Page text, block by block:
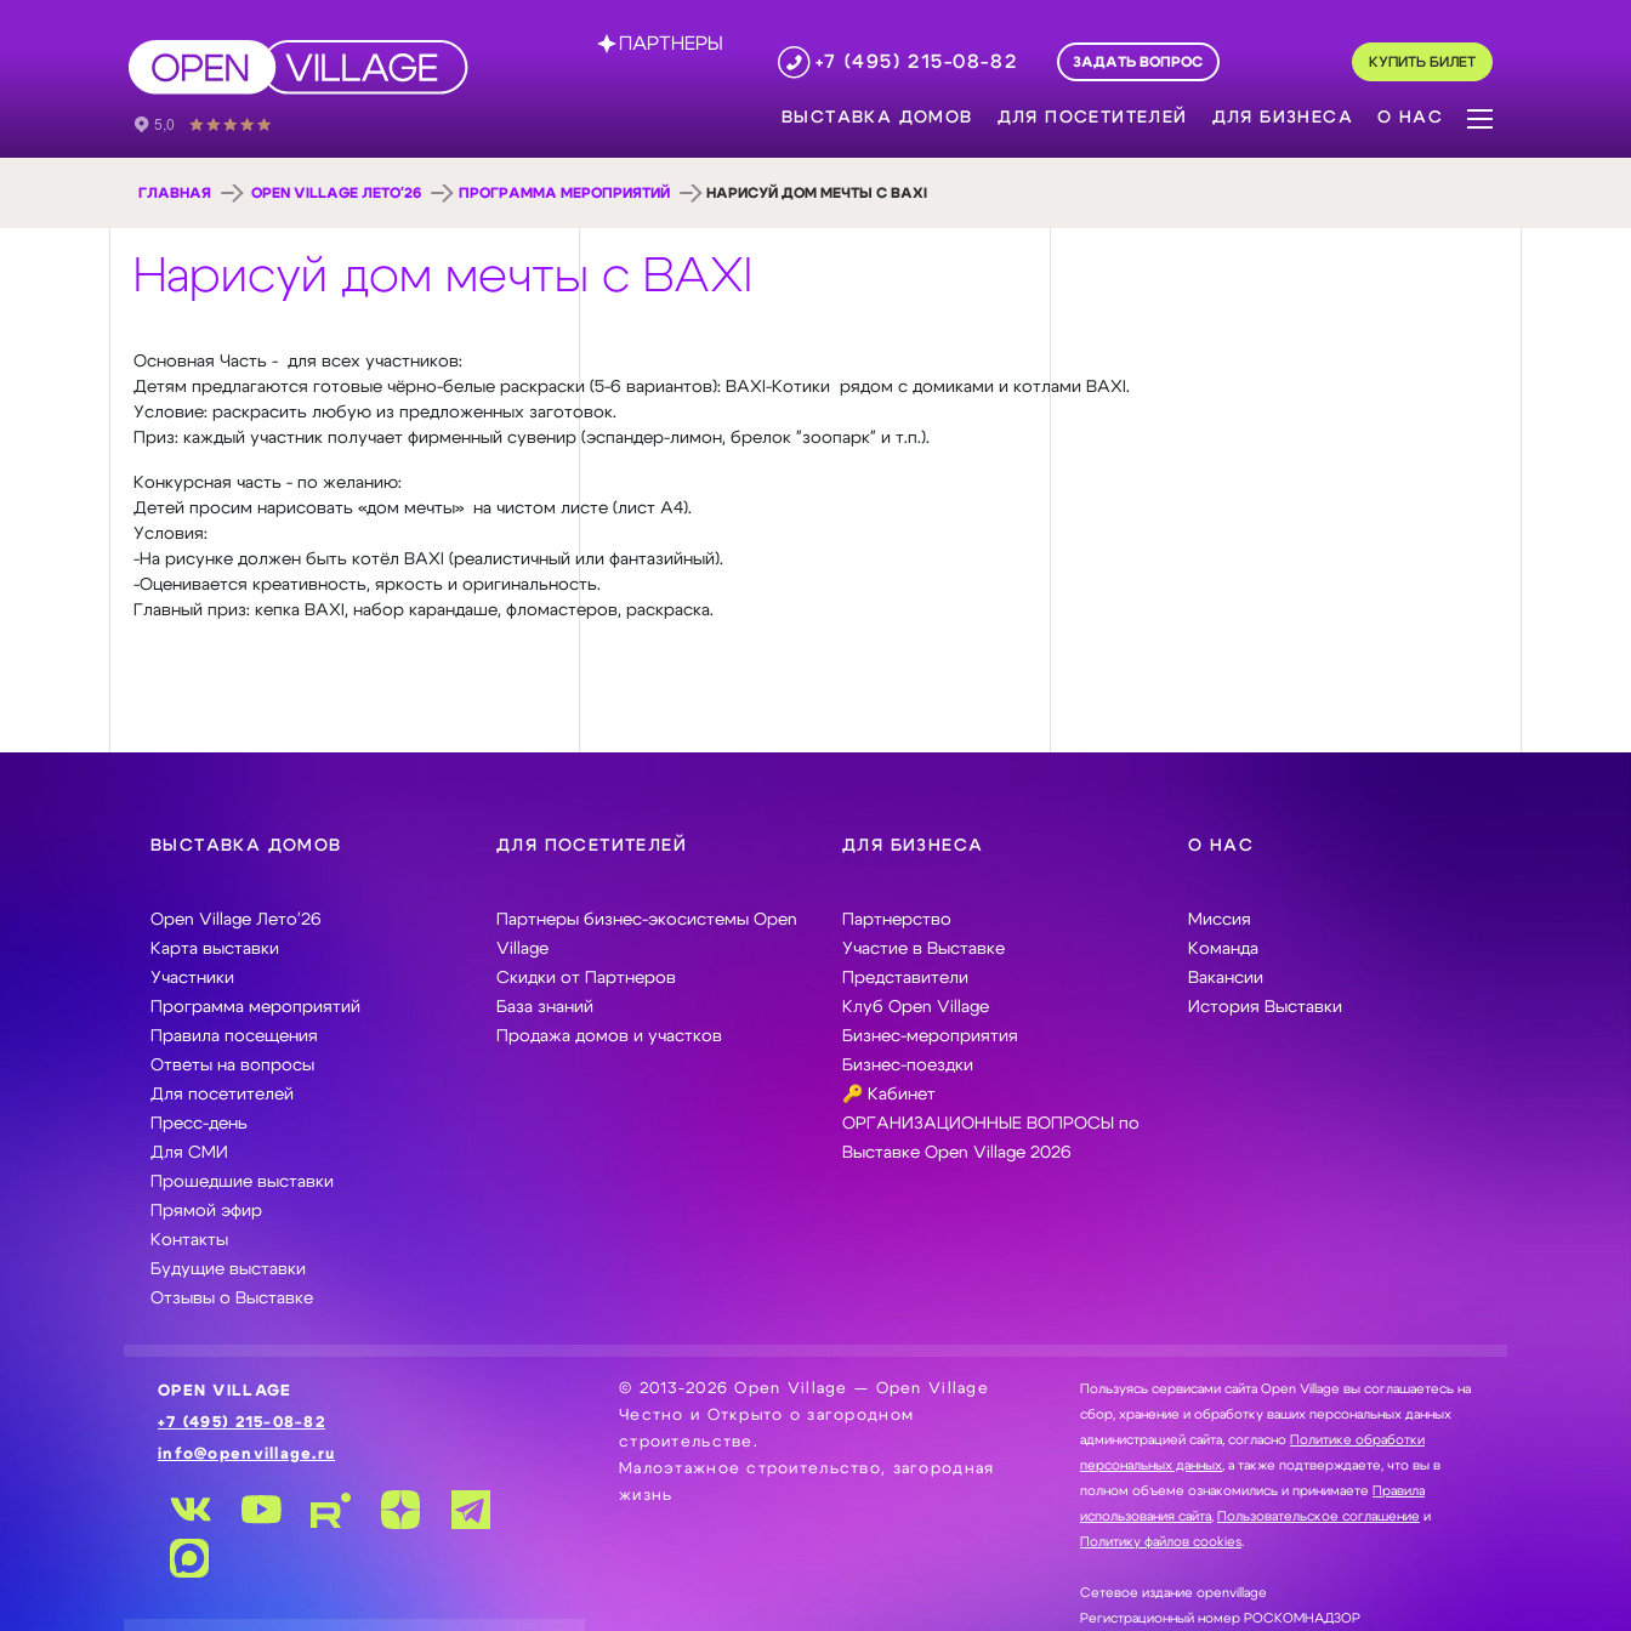
ПАРТНЕРЫ
+7 (495) 215-08-82
ЗАДАТЬ ВОПРОС КУПИТЬ БИЛЕТ
ВЫСТАВКА ДОМОВ ДЛЯ ПОСЕТИТЕЛЕЙ ДЛЯ БИЗНЕСА О НАС
ГЛАВНАЯ OPEN VILLAGE ЛЕТО'26 ПРОГРАММА МЕРОПРИЯТИЙ НАРИСУЙ ДОМ МЕЧТЫ С BAXI
Нарисуй дом мечты с BAXI
Основная Часть - для всех участников:
Детям предлагаются готовые чёрно-белые раскраски (5-6 вариантов): BAXI-Котики рядом с домиками и котлами BAXI.
Условие: раскрасить любую из предложенных заготовок.
Приз: каждый участник получает фирменный сувенир (эспандер-лимон, брелок "зоопарк" и т.п.).
Конкурсная часть - по желанию:
Детей просим нарисовать «дом мечты» на чистом листе (лист А4).
Условия:
-На рисунке должен быть котёл BAXI (реалистичный или фантазийный).
-Оценивается креативность, яркость и оригинальность.
Главный приз: кепка BAXI, набор карандаше, фломастеров, раскраска.
ВЫСТАВКА ДОМОВ
Open Village Лето'26
Карта выставки
Участники
Программа мероприятий
Правила посещения
Ответы на вопросы
Для посетителей
Пресс-день
Для СМИ
Прошедшие выставки
Прямой эфир
Контакты
Будущие выставки
Отзывы о Выставке
ДЛЯ ПОСЕТИТЕЛЕЙ
Партнеры бизнес-экосистемы Open
Village
Скидки от Партнеров
База знаний
Продажа домов и участков
ДЛЯ БИЗНЕСА
Партнерство
Участие в Выставке
Представители
Клуб Open Village
Бизнес-мероприятия
Бизнес-поездки
🔑 Кабинет
ОРГАНИЗАЦИОННЫЕ ВОПРОСЫ по
Выставке Open Village 2026
О НАС
Миссия
Команда
Вакансии
История Выставки
OPEN VILLAGE
+7 (495) 215-08-82
info@openvillage.ru
© 2013-2026 Open Village — Open Village
Честно и Открыто о загородном
строительстве.
Малоэтажное строительство, загородная
жизнь
Пользуясь сервисами сайта Open Village вы соглашаетесь на
сбор, хранение и обработку ваших персональных данных
администрацией сайта, согласно Политике обработки
персональных данных , а также подтверждаете, что вы в
полном объеме ознакомились и принимаете Правила
использования сайта Пользовательское соглашение и
Политику файлов cookies.
Сетевое издание openvillage
Регистрационный номер РОСКОМНАДЗОР